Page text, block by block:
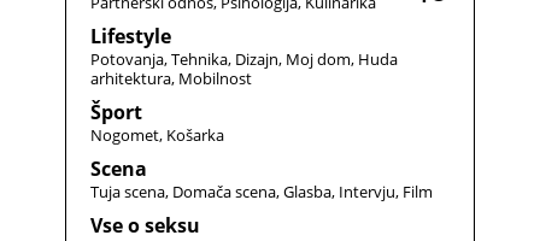
Lifestyle
Potovanja Tehnika Dizajn Moj dom Huda
arhitektura Mobilnost
Šport
Nogomet Košarka
Scena
Tuja scena Domača scena Glasba Intervju Film
Vse o seksu